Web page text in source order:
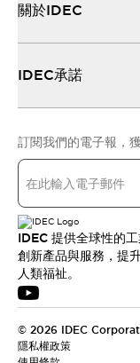
關於IDEC
IDEC承諾
訂閱我們的電子報，
IDEC 提供全球性的
創新產品與服務，提
人類福祉。
© 2026 IDEC
隱私權政策